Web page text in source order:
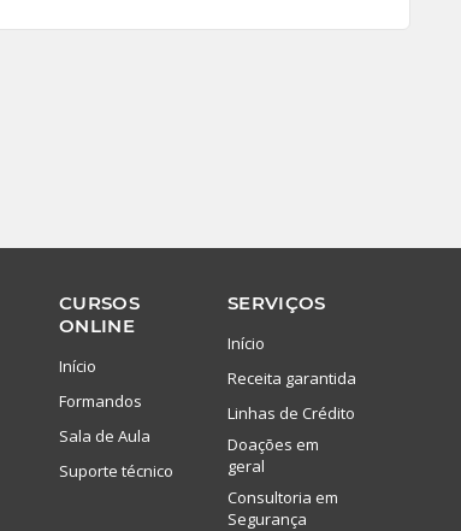
CURSOS
ONLINE
Início
Formandos
Sala de Aula
Suporte técnico
SERVIÇOS
Início
Receita garantida
Linhas de Crédito
Doações em
geral
Consultoria em
Segurança